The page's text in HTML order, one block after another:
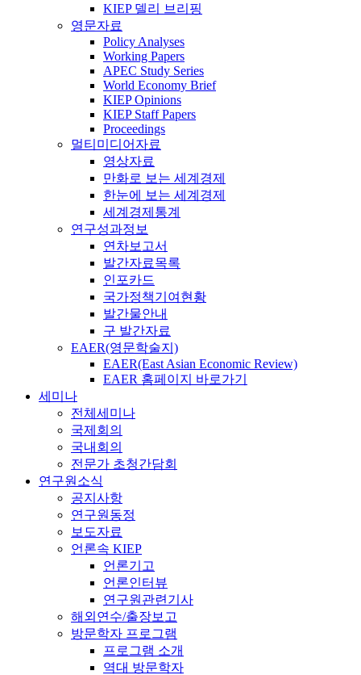
KIEP 델리 브리핑
영문자료
Policy Analyses
Working Papers
APEC Study Series
World Economy Brief
KIEP Opinions
KIEP Staff Papers
Proceedings
멀티미디어자료
영상자료
만화로 보는 세계경제
한눈에 보는 세계경제
세계경제통계
연구성과정보
연차보고서
발간자료목록
인포카드
국가정책기여현황
발간물안내
구 발간자료
EAER(영문학술지)
EAER(East Asian Economic Review)
EAER 홈페이지 바로가기
세미나
전체세미나
국제회의
국내회의
전문가 초청간담회
연구원소식
공지사항
연구원동정
보도자료
언론속 KIEP
언론기고
언론인터뷰
연구원관련기사
해외연수/출장보고
방문학자 프로그램
프로그램 소개
역대 방문학자